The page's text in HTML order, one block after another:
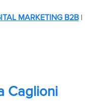
MARKETING B2B |
Caglioni